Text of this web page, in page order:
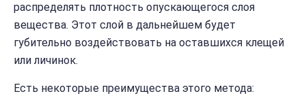
распределять плотность опускающегося слоя
вещества. Этот слой в дальнейшем будет
губительно воздействовать на оставшихся клещей
или личинок.
Есть некоторые преимущества этого метода: